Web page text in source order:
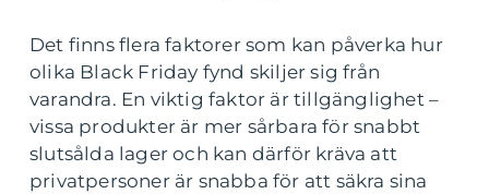
Det finns flera faktorer som kan påverka hur
olika Black Friday fynd skiljer sig från
varandra. En viktig faktor är tillgänglighet –
vissa produkter är mer sårbara för snabbt
slutsålda lager och kan därför kräva att
privatpersoner är snabba för att säkra sina